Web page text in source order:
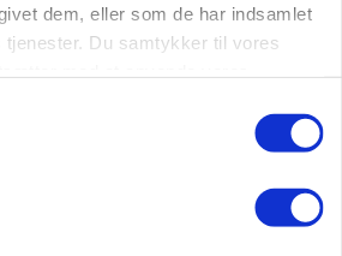
dem, eller som de har indsamlet
tjenester. Du samtykker til vores
Annonce
dykker 23 procent